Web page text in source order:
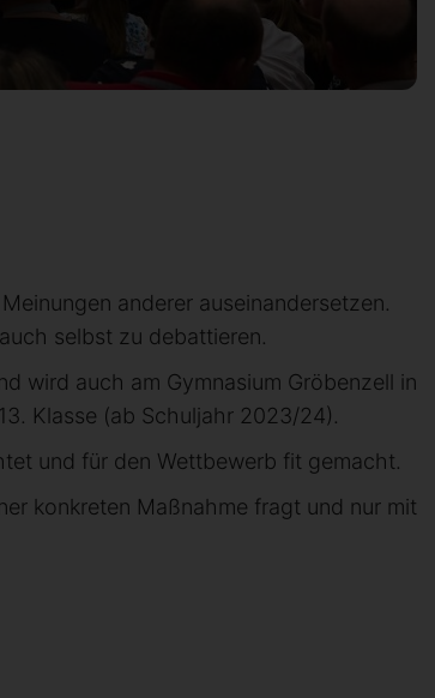
anderer auseinandersetzen.
selbst zu debattieren.
wird auch am Gymnasium Gröbenzell in
Klasse (ab Schuljahr 2023/24).
und für den Wettbewerb fit gemacht.
konkreten Maßnahme fragt und nur mit